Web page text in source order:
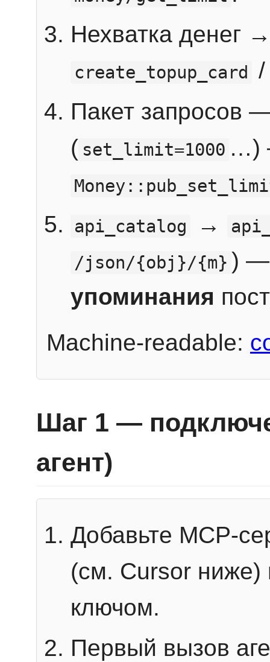
Нехватка денег
create_topup_card
Пакет запросов
( set_limit=1000 …)
api_catalog
→
/json/{obj}/{m} ) —
упоминания
Machine-readable:
Шаг 1 —
агент)
Добавьте MCP-
(см. Cursor ниже)
ключом.
Первый вызов